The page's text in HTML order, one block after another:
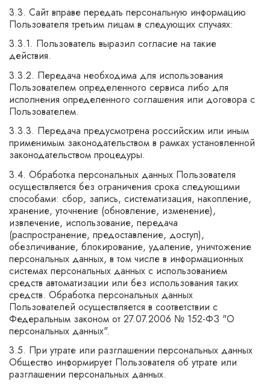
3.3. Сайт вправе передать персональную информацию
Пользователя третьим лицам в следующих случаях:
3.3.1. Пользователь выразил согласие на такие
действия.
3.3.2. Передача необходима для использования
Пользователем определенного сервиса либо для
исполнения определенного соглашения или договора с
Пользователем.
3.3.3. Передача предусмотрена российским или иным
применимым законодательством в рамках установленной
законодательством процедуры.
3.4. Обработка персональных данных Пользователя
осуществляется без ограничения срока следующими
способами: сбор, запись, систематизация, накопление,
хранение, уточнение (обновление, изменение),
извлечение, использование, передача
(распространение, предоставление, доступ),
обезличивание, блокирование, удаление, уничтожение
персональных данных, в том числе в информационных
системах персональных данных с использованием
средств автоматизации или без использования таких
средств. Обработка персональных данных
Пользователей осуществляется в соответствии с
Федеральным законом от 27.07.2006 № 152-ФЗ "О
персональных данных".
3.5. При утрате или разглашении персональных данных
Общество информирует Пользователя об утрате или
разглашении персональных данных.